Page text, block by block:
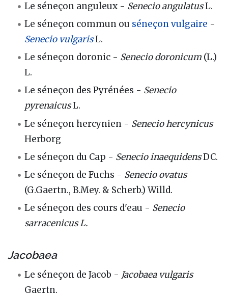
Le séneçon anguleux - Senecio angulatusL.
Le séneçon commun ou séneçon vulgaire -
Senecio vulgarisL.
Le séneçon doronic - Senecio doronicum (L.)
L.
Le séneçon des Pyrénées - Senecio
pyrenaicusL.
Le séneçon hercynien - Senecio hercynicus
Herborg
Le séneçon du Cap - Senecio inaequidensDC.
Le séneçon de Fuchs - Senecio ovatus
(G.Gaertn., B.Mey. & Scherb.) Willd.
Le séneçon des cours d'eau - Senecio
sarracenicus L.
Jacobaea
Le séneçon de Jacob - Jacobaea vulgaris
Gaertn.